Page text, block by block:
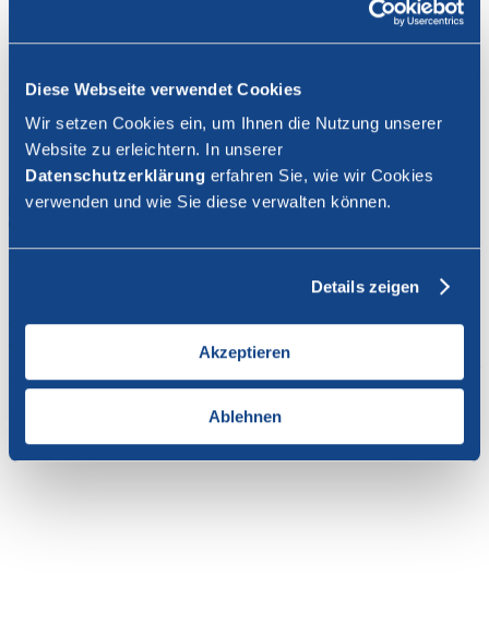
Diese Webseite verwendet Cookies
Wir setzen Cookies ein, um Ihnen die Nutzung unserer
Website zu erleichtern. In unserer
Datenschutzerklärung erfahren Sie, wie wir Cookies
verwenden und wie Sie diese verwalten können.
Details zeigen
Akzeptieren
Ablehnen
FR
Connexion
Fermer la recherche
En tant que membre de SWISSCOFEL, vous pouvez vous
connecter avec votre nom d'utilisateur et le mot de passe pour
accéder au contenu de cette page.
Si vous n'avez pas encore d'accès, vous pouvez demander par e-mail
votre login personnel ausecrétariat.